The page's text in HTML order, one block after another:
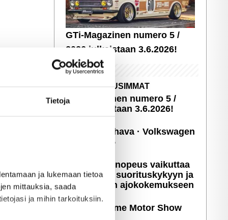
Tietoja
ja lukemaan tietoa
mittauksia, saada
ja mihin tarkoituksiin.
GTi-Magazinen numero 5 /
2026 julkaistaan 3.6.2026!
UUSIMMAT
GTi-Magazinen numero 5 /
2026 julkaistaan 3.6.2026!
Sopivasti Lihava · Volkswagen
Kleinbus '75
Miten latausnopeus vaikuttaa
sähköauton suori­tus­ky­kyyn ja
päivittäiseen ajoko­ke­muk­seen
Kuvia: X-treme Motor Show